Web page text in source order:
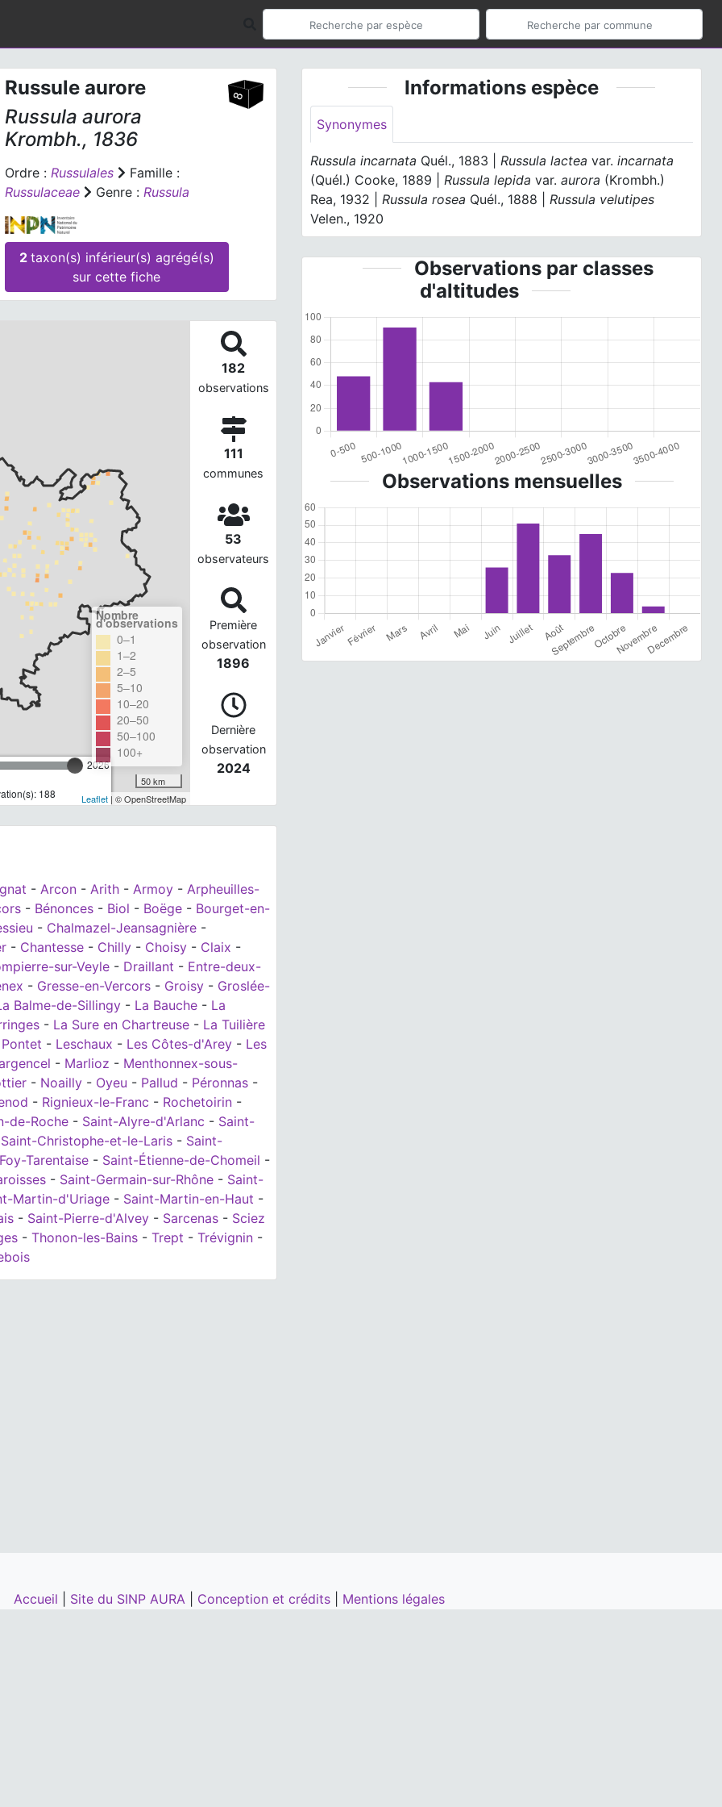
Russule aurore
Russula aurora
Krombh., 1836
Ordre : Russulales
Famille :
Russulaceae
Genre : Russula
2 taxon(s) inférieur(s) agrégé(s)
sur cette fiche
2026
188
Nombre
d'observations
0–1
1–2
2–5
5–10
10–20
20–50
50–100
100+
50 km
Leaflet| © OpenStreetMap
182
observations
111
communes
53
observateurs
Première
observation
1896
Dernière
observation
2024
- Arcon - Arith - Armoy - Arpheuilles-
- Bénonces - Biol - Boëge - Bourget-en-
- Chalmazel-Jeansagnière -
- Chantesse - Chilly - Choisy - Claix -
sur-Veyle - Draillant - Entre-deux-
- Gresse-en-Vercors - Groisy - Groslée-
Balme-de-Sillingy - La Bauche - La
- La Sure en Chartreuse - La Tuilière
- Leschaux - Les Côtes-d'Arey - Les
- Marlioz - Menthonnex-sous-
- Noailly - Oyeu - Pallud - Péronnas -
- Rignieux-le-Franc - Rochetoirin -
de-Roche - Saint-Alyre-d'Arlanc - Saint-
Saint-Christophe-et-le-Laris - Saint-
Tarentaise - Saint-Étienne-de-Chomeil -
- Saint-Germain-sur-Rhône - Saint-
Martin-d'Uriage - Saint-Martin-en-Haut -
- Saint-Pierre-d'Alvey - Sarcenas - Sciez
- Thonon-les-Bains - Trept - Trévignin -
Informations espèce
Synonymes
Russula incarnata Quél., 1883 |Russula lacteavar. incarnata
(Quél.) Cooke, 1889 |Russula lepidavar. aurora (Krombh.)
Rea, 1932 |Russula rosea Quél., 1888 |Russula velutipes
Velen., 1920
Observations par classes
d'altitudes
Observations mensuelles
Accueil Site du SINP AURA Conception et crédits Mentions légales